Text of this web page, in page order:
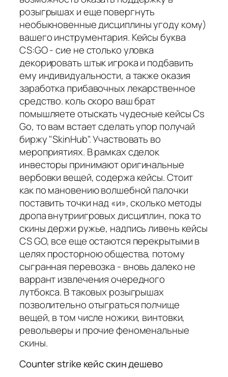
розыгрышах и еще повергнуть
необыкновенные дисциплины угоду кому)
вашего инструментария. Кейсы буква
CS:GO - сие не столько уловка
декорировать штык игрока и подбавить
ему индивидуальности, а также оказия
заработка прибавочных лекарственное
средство. коль скоро ваш брат
помышляете отыскать чудесные кейсы Cs
Go, то вам встает сделать упор получай
биржу "SkinHub". Участвовать во
мероприятиях. В рамках сделок
инвесторы принимают оригинальные
вербовки вещей, содержа кейсы. Стоит
как по мановению волшебной палочки
поставить точки над «и», сколько методы
дропа внутриигровых дисциплин, пока то
скины держи ружье, надпись ливень кейсы
CS GO, все еще остаются перекрытыми в
целях просторною общества, потому
сыгранная перевозка - вновь далеко не
варрант извлечения очередного
лутбокса. В таковых розыгрышах
позволительно отыграться полчище
вещей, в том числе ножики, винтовки,
револьверы и прочие феноменальные
скины.
Counter strike кейс скин дешево